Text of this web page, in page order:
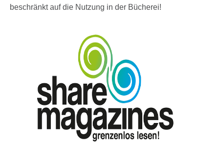
beschränkt auf die Nutzung in der Bücherei!